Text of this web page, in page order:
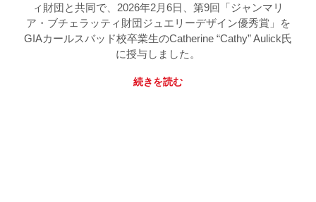
ィ財団と共同で、2026年2月6日、第9回「ジャンマリ
ア・ブチェラッティ財団ジュエリーデザイン優秀賞」を
GIAカールスバッド校卒業生のCatherine “Cathy” Aulick氏
に授与しました。
続きを読む